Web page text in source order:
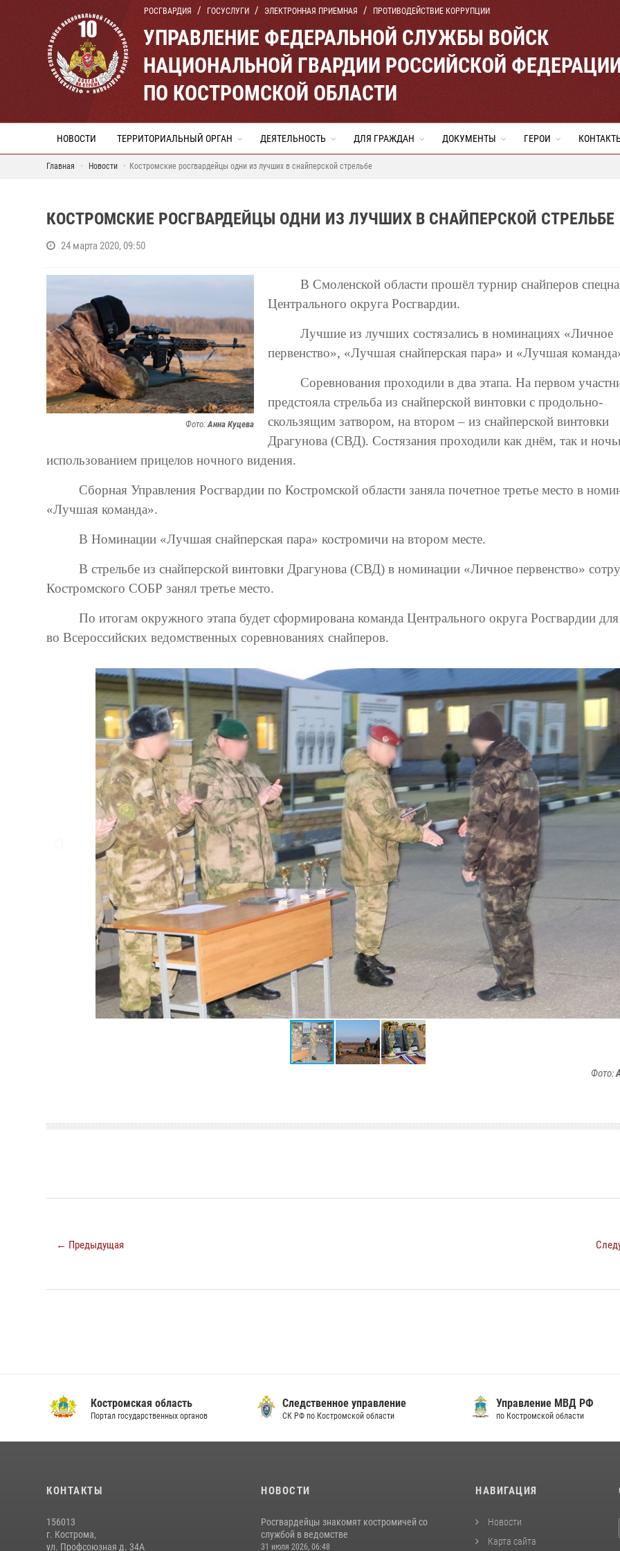
РОСГВАРДИЯ ГОСУСЛУГИ ЭЛЕКТРОННАЯ ПРИЕМНАЯ ПРОТИВОДЕЙСТВИЕ КОРРУПЦИИ
УПРАВЛЕНИЕ ФЕДЕРАЛЬНОЙ СЛУЖБЫ ВОЙСК
НАЦИОНАЛЬНОЙ ГВАРДИИ РОССИЙСКОЙ
ПО КОСТРОМСКОЙ ОБЛАСТИ
НОВОСТИ ТЕРРИТОРИАЛЬНЫЙ ОРГАН ДЕЯТЕЛЬНОСТЬ ДЛЯ ГРАЖДАН ДОКУМЕНТЫ ГЕРОИ
Главная Новости Костромские росгвардейцы одни из лучших в снайперской стрельбе
КОСТРОМСКИЕ РОСГВАРДЕЙЦЫ ОДНИ ИЗ ЛУЧШИХ В СНАЙПЕРСКОЙ СТРЕЛЬБЕ
24 марта 2020, 09:50
Фото:Анна Куцева
В Смоленской области прошёл турнир снайперов
Центрального округа Росгвардии.
Лучшие из лучших состязались в номинациях «Личное
первенство», «Лучшая снайперская пара» и «Лучшая
Соревнования проходили в два этапа. На первом
предстояла стрельба из снайперской винтовки с продольно-
скользящим затвором, на втором – из снайперской винтовки
Драгунова (СВД). Состязания проходили как днём, так и
использованием прицелов ночного видения.
Сборная Управления Росгвардии по Костромской области заняла почетное третье место в
«Лучшая команда».
В Номинации «Лучшая снайперская пара» костромичи на втором месте.
В стрельбе из снайперской винтовки Драгунова (СВД) в номинации «Личное первенство»
Костромского СОБР занял третье место.
По итогам окружного этапа будет сформирована команда Центрального округа Росгвардии для
во Всероссийских ведомственных соревнованиях снайперов.
Фото:
← Предыдущая
Костромская область
Портал государственных органов
Следственное управление
СК РФ по Костромской области
Управление МВД РФ
по Костромской области
КОНТАКТЫ
156013
г. Кострома,
ул. Профсоюзная д. 34А
НОВОСТИ
Росгвардейцы знакомят костромичей со
службой в ведомстве
31 июля 2026, 06:48
НАВИГАЦИЯ
Новости
Карта сайта